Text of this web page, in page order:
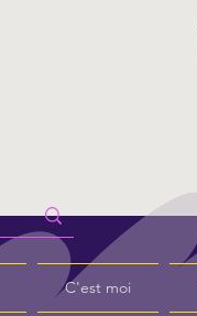
C'est moi